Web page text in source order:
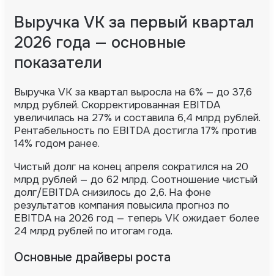
Выручка VK за первый квартал
2026 года — основные
показатели
Выручка VK за квартал выросла на 6% — до 37,6
млрд рублей. Скорректированная EBITDA
увеличилась на 27% и составила 6,4 млрд рублей.
Рентабельность по EBITDA достигла 17% против
14% годом ранее.
Чистый долг на конец апреля сократился на 20
млрд рублей — до 62 млрд. Соотношение чистый
долг/EBITDA снизилось до 2,6. На фоне
результатов компания повысила прогноз по
EBITDA на 2026 год — теперь VK ожидает более
24 млрд рублей по итогам года.
Основные драйверы роста